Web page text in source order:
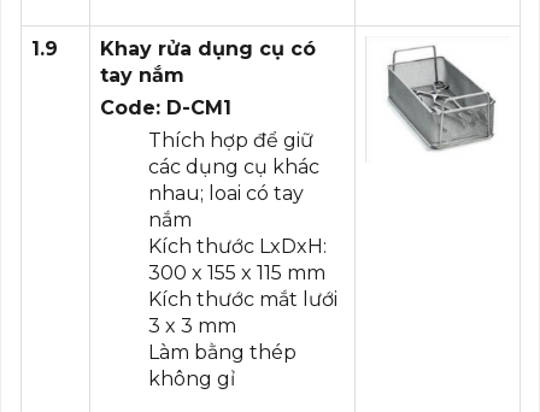
1.9
Khay rửa dụng cụ có
tay nắm
Code: D-CM1
Thích hợp để giữ
các dụng cụ khác
nhau; loai có tay
nắm
Kích thước LxDxH:
300 x 155 x 115 mm
Kích thước mắt lưới
3 x 3 mm
Làm bằng thép
không gỉ